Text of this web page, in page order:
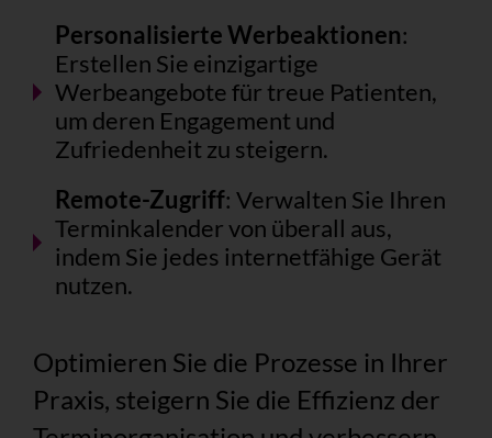
Personalisierte Werbeaktionen:
Erstellen Sie einzigartige
Werbeangebote für treue Patienten,
um deren Engagement und
Zufriedenheit zu steigern.
Remote-Zugriff: Verwalten Sie Ihren
Terminkalender von überall aus,
indem Sie jedes internetfähige Gerät
nutzen.
Optimieren Sie die Prozesse in Ihrer
Praxis, steigern Sie die Effizienz der